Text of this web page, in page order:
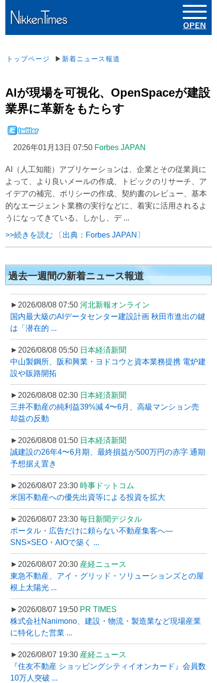
トップページ ▶ 新着ニュース報道
AIが現場を可視化、OpenSpaceが建設
業界に革新をもたらす
2026年01月13日 07:50 Forbes JAPAN
AI（人工知能）アプリケーションは、企業とその従業員に
よって、より良いメールの作成、トピックのリサーチ、ア
イデアの補完、ポリシーの作成、契約書のレビュー、基本
的なエージェント業務の実行などに、着実に活用されるよ
うになってきている。しかし、デ ...
>>続きを読む 〔出典：Forbes JAPAN〕
過去一週間の新着ニュース報道
►2026/08/08 07:50 河北新報オンライン
国内最大級のAIデータセンター建設計画 秋田市進出の鍵
は「潜在的 ...
►2026/08/08 05:50 日本経済新聞
中山製鋼所、阪和興業・ヨドコウと資本業務提携 電炉建
設や販路開拓
►2026/08/08 02:30 日本経済新聞
三井不動産の純利益39%減 4〜6月、高級マンション売
却益の反動
►2026/08/08 01:50 日本経済新聞
誠建設の26年4〜6月期、最終損益が500万円の赤字 通期
予想据え置き
►2026/08/07 23:30 時事ドットコム
米国不動産への優先出資等による投資を拡大
►2026/08/07 23:30 毎日新聞デジタル
ポータル・広告だけに頼らない不動産集客へ―
SNS×SEO・AIOで築く ...
►2026/08/07 20:30 産経ニュース
東急不動産、アイ・グリッド・ソリューションズとの屋
根上太陽光 ...
►2026/08/07 19:50 PR TIMES
株式会社Nanimono、建設・物流・製造業など現場産業
に特化した営業 ...
►2026/08/07 19:30 産経ニュース
『住友不動産 ショッピングシティイオンカード』会員数
10万人突破 ...